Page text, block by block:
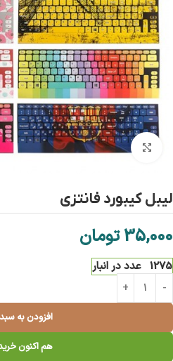
بزرگنمایی تصویر
لیبل کیبورد فانتزی
35,000 تومان
1275 عدد در انبار
افزودن به
هم اکنون